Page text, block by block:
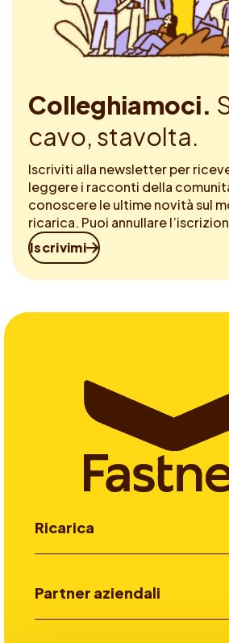
Colleghiamoci.
cavo, stavolta.
Iscriviti alla newsletter per
leggere i racconti della
conoscere le ultime novità sul
ricarica. Puoi annullare
Iscrivimi
Ricarica
Partner aziendali